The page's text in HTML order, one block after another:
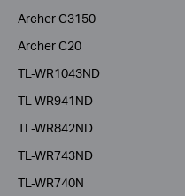
Archer C3150
Archer C20
TL-WR1043ND
TL-WR941ND
TL-WR842ND
TL-WR743ND
TL-WR740N